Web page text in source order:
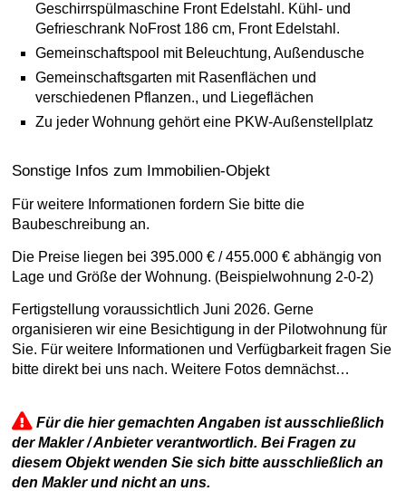
Geschirrspülmaschine Front Edelstahl. Kühl- und
Gefrieschrank NoFrost 186 cm, Front Edelstahl.
Gemeinschaftspool mit Beleuchtung, Außendusche
Gemeinschaftsgarten mit Rasenflächen und
verschiedenen Pflanzen., und Liegeflächen
Zu jeder Wohnung gehört eine PKW-Außenstellplatz
Sonstige Infos zum Immobilien-Objekt
Für weitere Informationen fordern Sie bitte die
Baubeschreibung an.
Die Preise liegen bei 395.000 € / 455.000 € abhängig von
Lage und Größe der Wohnung. (Beispielwohnung 2-0-2)
Fertigstellung voraussichtlich Juni 2026. Gerne
organisieren wir eine Besichtigung in der Pilotwohnung für
Sie. Für weitere Informationen und Verfügbarkeit fragen Sie
bitte direkt bei uns nach. Weitere Fotos demnächst…
Für die hier gemachten Angaben ist ausschließlich
der Makler / Anbieter verantwortlich. Bei Fragen zu
diesem Objekt wenden Sie sich bitte ausschließlich an
den Makler und nicht an uns.